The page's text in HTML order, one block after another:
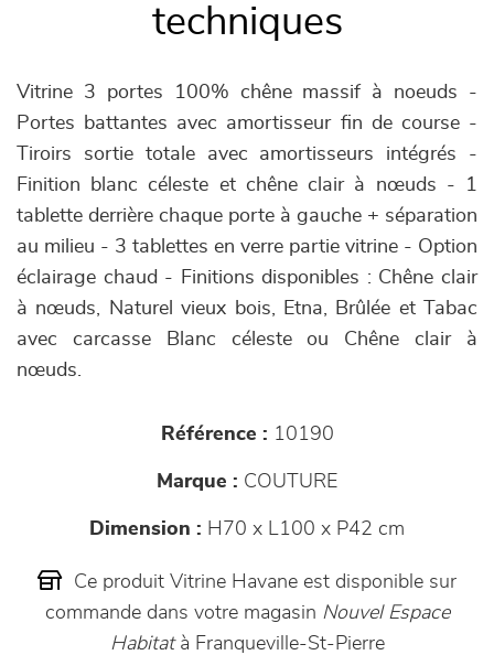
techniques
Vitrine 3 portes 100% chêne massif à noeuds -
Portes battantes avec amortisseur fin de course -
Tiroirs sortie totale avec amortisseurs intégrés -
Finition blanc céleste et chêne clair à nœuds - 1
tablette derrière chaque porte à gauche + séparation
au milieu - 3 tablettes en verre partie vitrine - Option
éclairage chaud - Finitions disponibles : Chêne clair
à nœuds, Naturel vieux bois, Etna, Brûlée et Tabac
avec carcasse Blanc céleste ou Chêne clair à
nœuds.
Référence : 10190
Marque : COUTURE
Dimension : H70 x L100 x P42 cm
Ce produit Vitrine Havane est disponible sur
commande dans votre magasin Nouvel Espace
Habitatà Franqueville-St-Pierre